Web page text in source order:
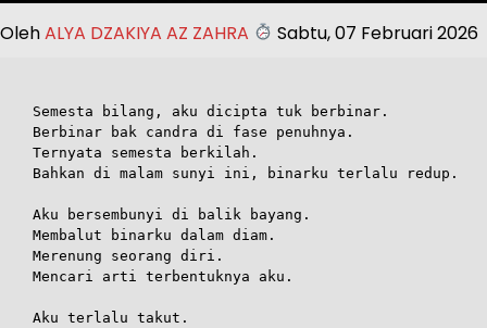
OlehALYA DZAKIYA AZ ZAHRA Sabtu, 07 Februari 2026
Semesta bilang, aku dicipta tuk berbinar.
Berbinar bak candra di fase penuhnya.
Ternyata semesta berkilah.
Bahkan di malam sunyi ini, binarku terlalu redup.
Aku bersembunyi di balik bayang.
Membalut binarku dalam diam.
Merenung seorang diri.
Mencari arti terbentuknya aku.
Aku terlalu takut.